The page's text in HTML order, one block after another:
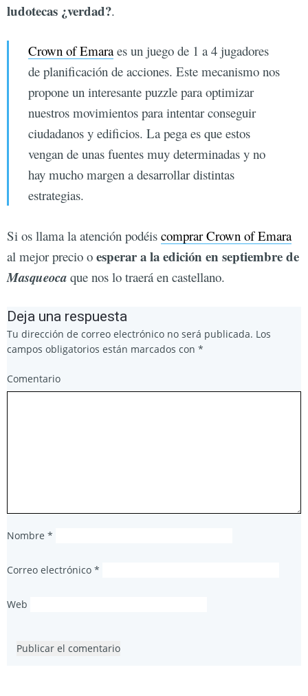
ludotecas ¿verdad?.
Crown of Emaraes un juego de 1 a 4 jugadores
de planificación de acciones. Este mecanismo nos
propone un interesante puzzle para optimizar
nuestros movimientos para intentar conseguir
ciudadanos y edificios. La pega es que estos
vengan de unas fuentes muy determinadas y no
hay mucho margen a desarrollar distintas
estrategias.
Si os llama la atención podéis comprar Crown of Emara
al mejor precio o esperar a la edición en septiembre de
Masqueoca que nos lo traerá en castellano.
Deja una respuesta
Tu dirección de correo electrónico no será publicada. Los
campos obligatorios están marcados con *
Comentario
Nombre *
Correo electrónico *
Web